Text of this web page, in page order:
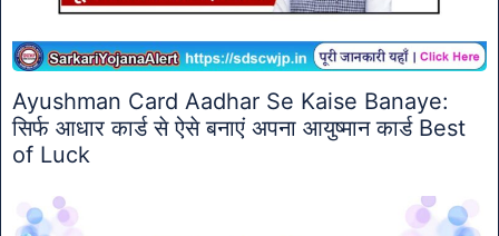
Ayushman Card Aadhar Se Kaise Banaye:
सिर्फ आधार कार्ड से ऐसे बनाएं अपना आयुष्मान कार्ड Best
of Luck